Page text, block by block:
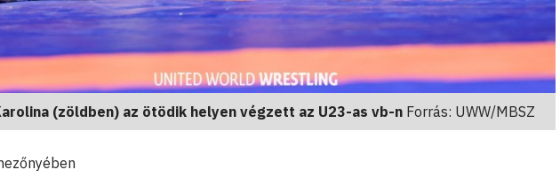
(zöldben) az ötödik helyen végzett az U23-as vb-n Forrás: UWW/MBSZ